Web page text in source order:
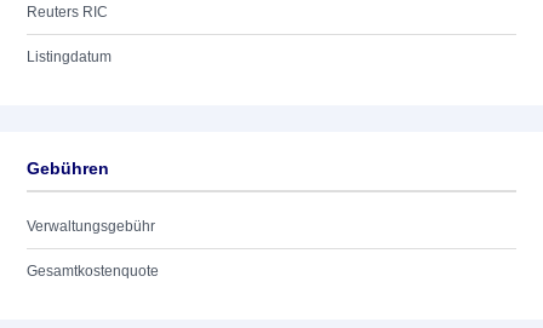
Reuters RIC
Listingdatum
Gebühren
Verwaltungsgebühr
Gesamtkostenquote